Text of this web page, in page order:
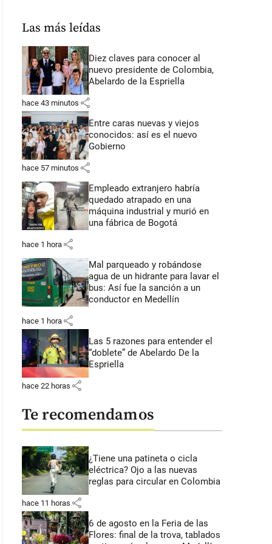
de la Alcaldía de Puerto Tejada. FOTO: Redes Sociales.
Las más leídas
Diez claves para conocer al
nuevo presidente de Colombia,
Abelardo de la Espriella
hace 43 minutos share
Entre caras nuevas y viejos
conocidos: así es el nuevo
Gobierno
hace 57 minutos share
Empleado extranjero habría
quedado atrapado en una
máquina industrial y murió en
una fábrica de Bogotá
hace 1 hora share
Mal parqueado y robándose
agua de un hidrante para lavar el
bus: Así fue la sanción a un
conductor en Medellín
hace 1 hora share
Las 5 razones para entender el
“doblete” de Abelardo De la
Espriella
hace 22 horas share
Te recomendamos
¿Tiene una patineta o cicla
eléctrica? Ojo a las nuevas
reglas para circular en Colombia
hace 11 horas share
6 de agosto en la Feria de las
Flores: final de la trova, tablados